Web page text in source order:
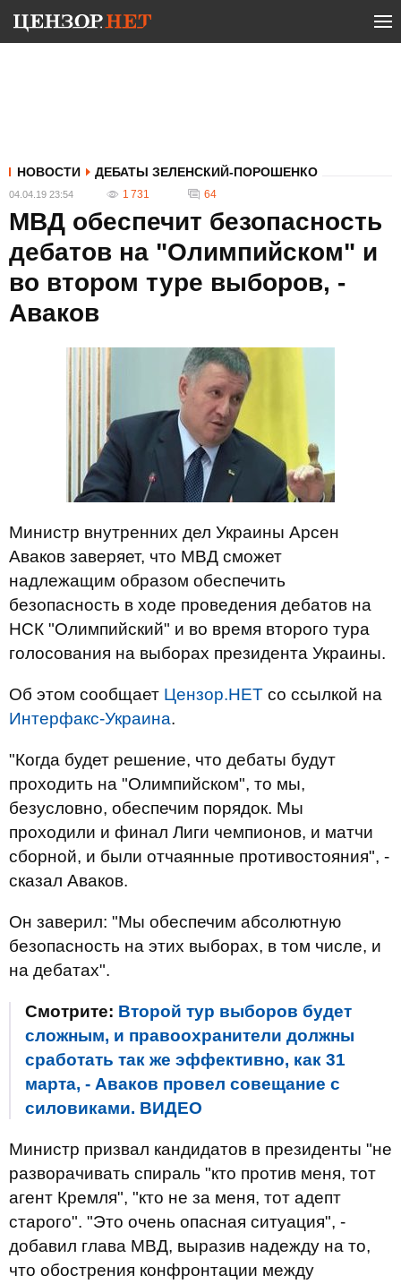
НОВОСТИ ДЕБАТЫ ЗЕЛЕНСКИЙ-ПОРОШЕНКО
04.04.19 23:54 1 731 64
МВД обеспечит безопасность
дебатов на "Олимпийском" и
во втором туре выборов, -
Аваков
Министр внутренних дел Украины Арсен
Аваков заверяет, что МВД сможет
надлежащим образом обеспечить
безопасность в ходе проведения дебатов на
НСК "Олимпийский" и во время второго тура
голосования на выборах президента Украины.
Об этом сообщает Цензор.НЕТ со ссылкой на
Интерфакс-Украина.
"Когда будет решение, что дебаты будут
проходить на "Олимпийском", то мы,
безусловно, обеспечим порядок. Мы
проходили и финал Лиги чемпионов, и матчи
сборной, и были отчаянные противостояния", -
сказал Аваков.
Он заверил: "Мы обеспечим абсолютную
безопасность на этих выборах, в том числе, и
на дебатах".
Смотрите: Второй тур выборов будет
сложным, и правоохранители должны
сработать так же эффективно, как 31
марта, - Аваков провел совещание с
силовиками. ВИДЕО
Министр призвал кандидатов в президенты "не
разворачивать спираль "кто против меня, тот
агент Кремля", "кто не за меня, тот адепт
старого". "Это очень опасная ситуация", -
добавил глава МВД, выразив надежду на то,
что обострения конфронтации между